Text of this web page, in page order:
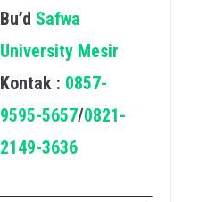
Bu’d Safwa
University Mesir
Kontak : 0857-
9595-5657/0821-
2149-3636